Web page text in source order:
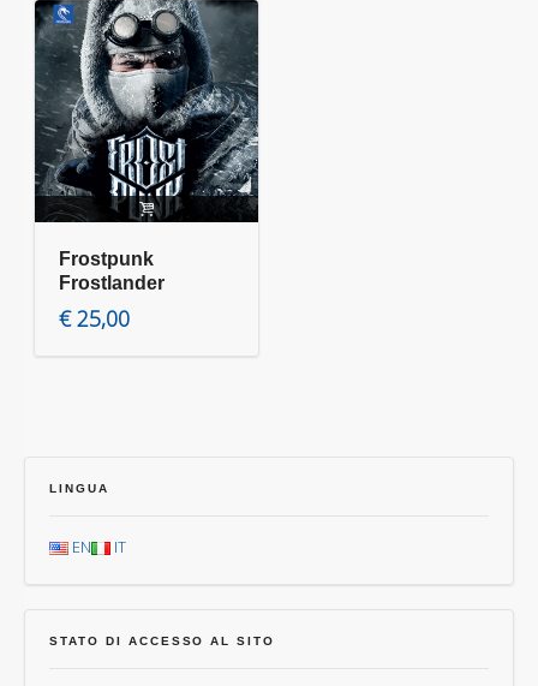
Leggi tutto
Frostpunk
Frostlander
€25,00
LINGUA
EN IT
STATO DI ACCESSO AL SITO